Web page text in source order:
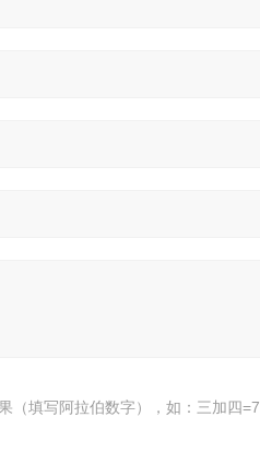
（填写阿拉伯数字），如：三加四=7